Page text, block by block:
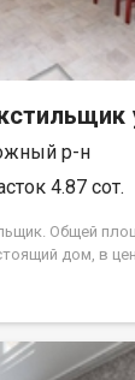
р-н
4.87 сот.
Общей
дом, в
до центра
поликлиника,
газовое,
веранда,
кухня —